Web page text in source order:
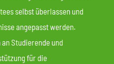
selbst überlassen und
angepasst werden.
Studierende und
für die